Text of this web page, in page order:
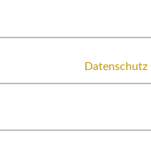
Datenschutz|